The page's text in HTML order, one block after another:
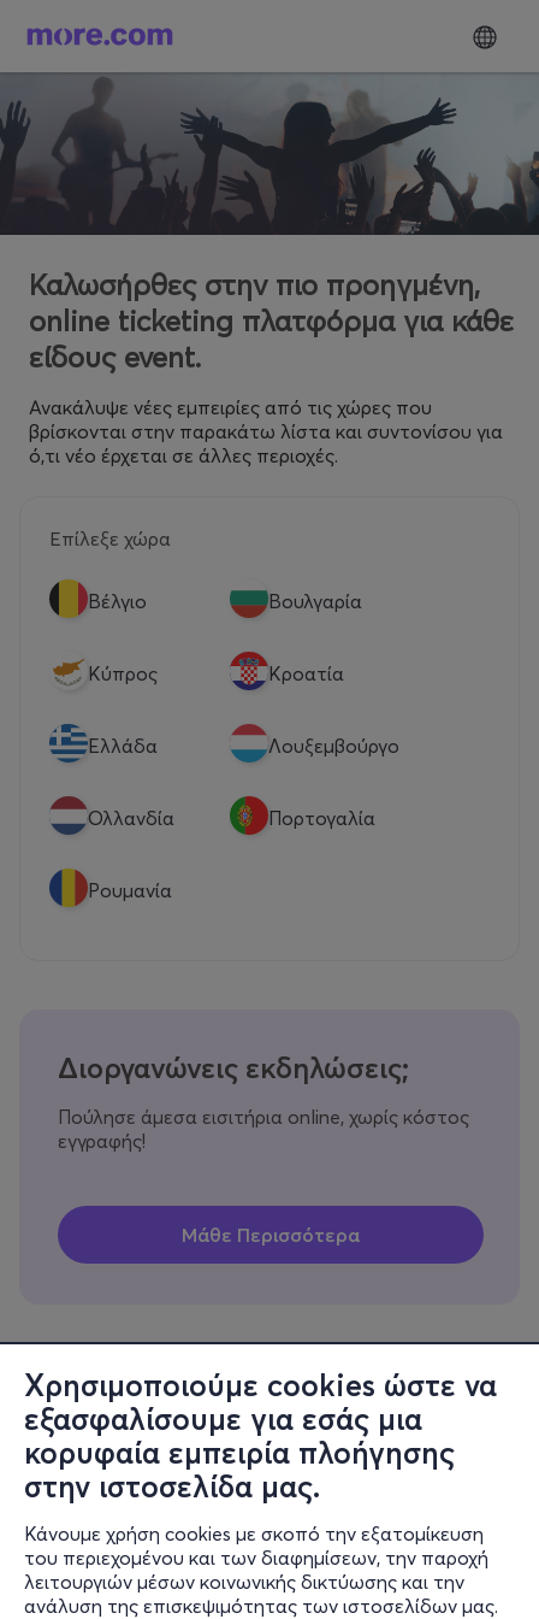
Χρησιμοποιούμε cookies ώστε να
εξασφαλίσουμε για εσάς μια
κορυφαία εμπειρία πλοήγησης
στην ιστοσελίδα μας.
Κάνουμε χρήση cookies με σκοπό την εξατομίκευση
του περιεχομένου και των διαφημίσεων, την παροχή
λειτουργιών μέσων κοινωνικής δικτύωσης και την
ανάλυση της επισκεψιμότητας των ιστοσελίδων μας.
Καλωσήρθες στην πιο προηγμένη,
online ticketing πλατφόρμα για κάθε
είδους event.
Ανακάλυψε νέες εμπειρίες από τις χώρες που
βρίσκονται στην παρακάτω λίστα και συντονίσου για
ό,τι νέο έρχεται σε άλλες περιοχές.
Επίλεξε χώρα
Βέλγιο Βουλγαρία
Κύπρος Κροατία
Eλλάδα Λουξεμβούργο
Ολλανδία Πορτογαλία
Ρουμανία
Διοργανώνεις εκδηλώσεις;
Πούλησε άμεσα εισιτήρια online, χωρίς κόστος
εγγραφής!
Πληροφορίες
Υποστήριξη
Stay Connected